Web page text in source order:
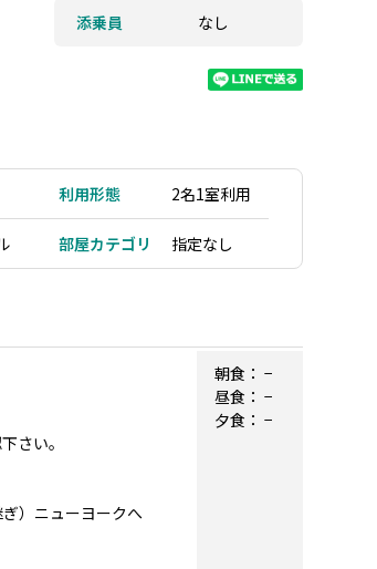
添乗員 なし
利用形態 2名1室利用
部屋カテゴリ 指定なし
さい。
）ニューヨークへ
朝食： −
昼食： −
夕食： −